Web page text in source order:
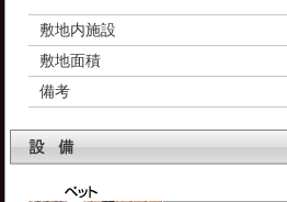
敷地内施設
敷地面積
備考